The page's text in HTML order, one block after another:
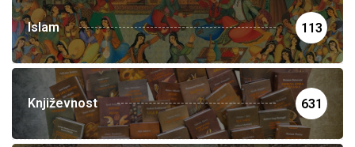
Islam 113
Književnost 631